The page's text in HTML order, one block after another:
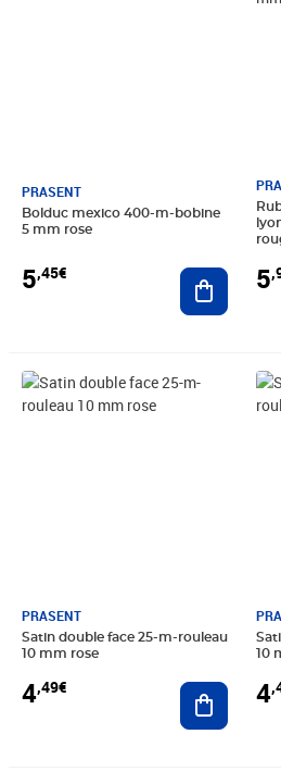
PRASENT
Bolduc mexico 400-m-bobine
5 mm rose
5,45€ Ajouter5
PRASENT
Satin double face 25-m-rouleau
10 mm rose
4,49€
Prix 4,49€
Ajouter
10
4